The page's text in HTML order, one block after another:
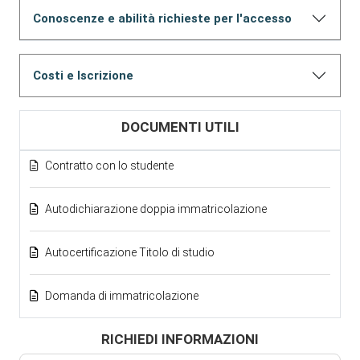
Conoscenze e abilità richieste per l'accesso
Costi e Iscrizione
DOCUMENTI UTILI
Contratto con lo studente
Autodichiarazione doppia immatricolazione
Autocertificazione Titolo di studio
Domanda di immatricolazione
RICHIEDI INFORMAZIONI